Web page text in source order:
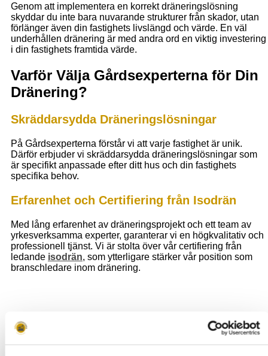
Genom att implementera en korrekt dräneringslösning
skyddar du inte bara nuvarande strukturer från skador, utan
förlänger även din fastighets livslängd och värde. En väl
underhållen dränering är med andra ord en viktig investering
i din fastighets framtida värde.
Varför Välja Gårdsexperterna för Din
Dränering?
Skräddarsydda Dräneringslösningar
På Gårdsexperterna förstår vi att varje fastighet är unik.
Därför erbjuder vi skräddarsydda dräneringslösningar som
är specifikt anpassade efter ditt hus och din fastighets
specifika behov.
Erfarenhet och Certifiering från Isodrän
Med lång erfarenhet av dräneringsprojekt och ett team av
yrkesverksamma experter, garanterar vi en högkvalitativ och
professionell tjänst. Vi är stolta över vår certifiering från
ledande isodrän, som ytterligare stärker vår position som
branschledare inom dränering.
Ingen Förskottsbetalning och Förmånliga
Delbetalningar